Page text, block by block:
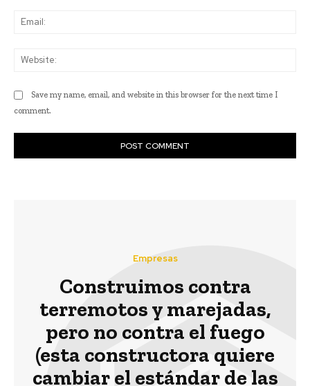
Save my name, email, and website in this browser for the next time I
comment.